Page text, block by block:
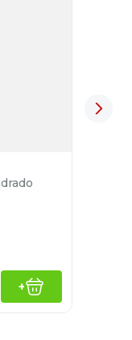
+